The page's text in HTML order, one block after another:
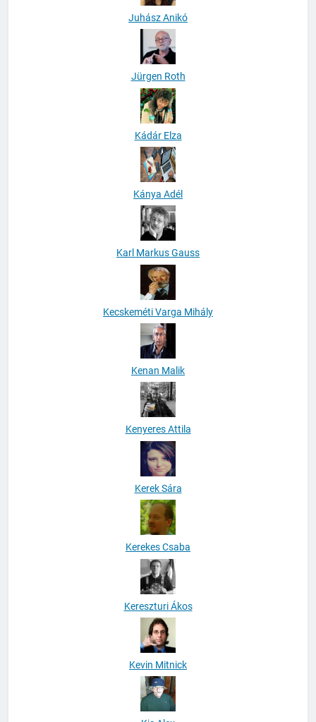
Juhász Anikó
Jürgen Roth
Kádár Elza
Kánya Adél
Karl Markus Gauss
Kecskeméti Varga Mihály
Kenan Malik
Kenyeres Attila
Kerek Sára
Kerekes Csaba
Kereszturi Ákos
Kevin Mitnick